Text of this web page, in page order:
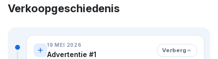
Verkoopgeschiedenis
19 MEI 2026
Advertentie #1 Verberg